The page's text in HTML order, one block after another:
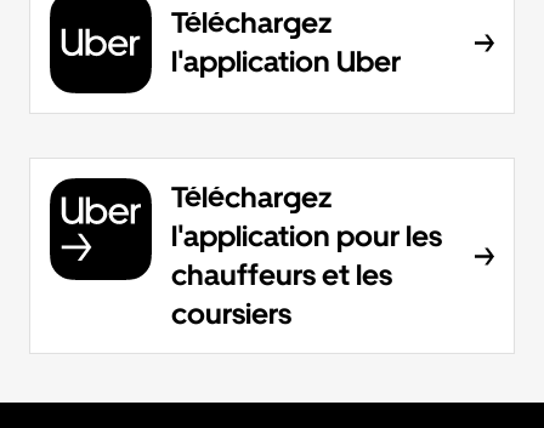
Téléchargez
l'application Uber
Téléchargez
l'application pour les
chauffeurs et les
coursiers